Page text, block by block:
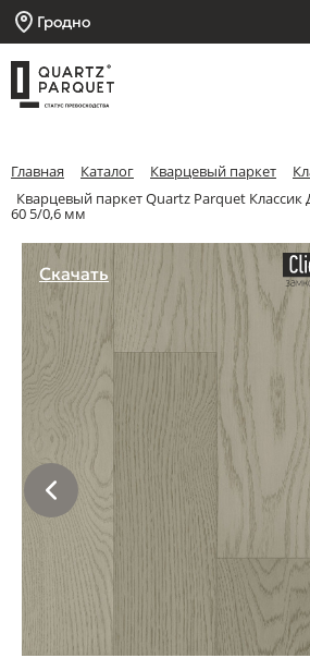
Гродно
Главная Каталог Кварцевый паркет
Кварцевый паркет Quartz Parquet Классик
60 5/0,6 мм
Скачать